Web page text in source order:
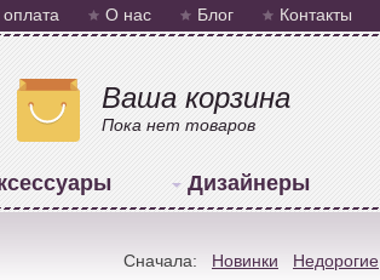
оплата О нас Блог Контакты
Ваша корзина
Пока нет товаров
Дизайнеры
Сначала: Новинки Недорогие